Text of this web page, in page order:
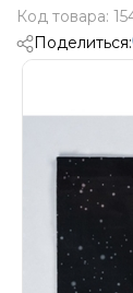
Код товара:
Поделиться: